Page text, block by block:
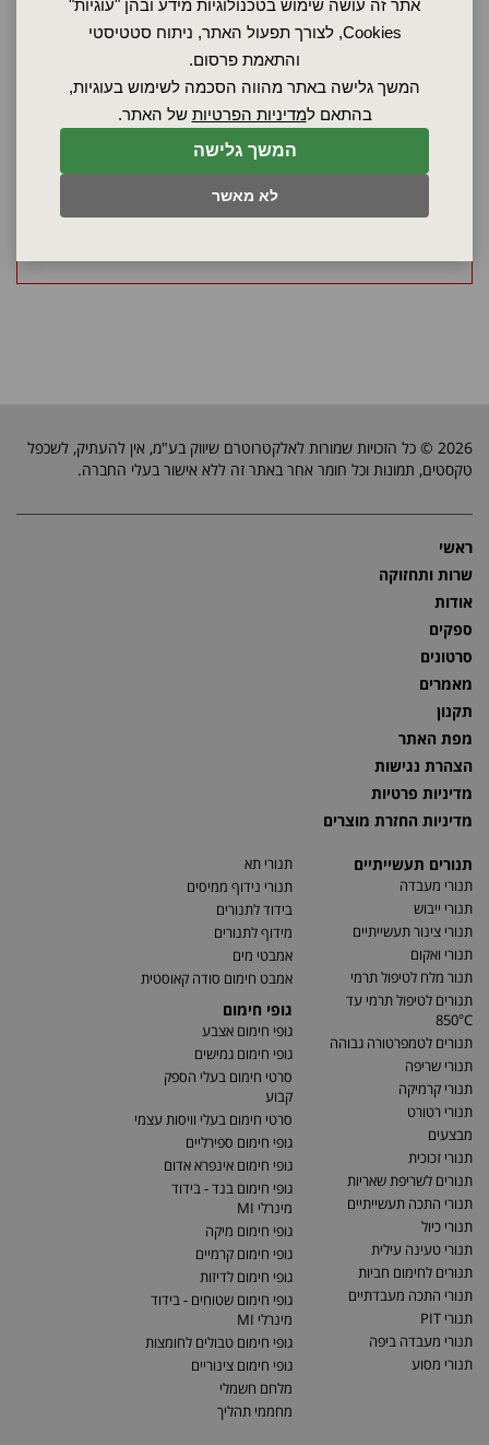
המשך גלישה
לא מאשר
אתר זה עושה שימוש בטכנולוגיות מידע ובהן "עוגיות"
Cookies, לצורך תפעול האתר, ניתוח סטטיסטי
והתאמת פרסום.
המשך גלישה באתר מהווה הסכמה לשימוש בעוגיות,
בהתאם למדיניות הפרטיות של האתר.
הספק חשמלי 65 KW
450 ליטר
אחריות כוללת למשך שנה
התנור עומד בתקן בטיחות
בקש הצעת מחיר
2026 © כל הזכויות שמורות לאלקטרוטרם שיווק בע"מ, אין להעתיק, לשכפל
טקסטים, תמונות וכל חומר אחר באתר זה ללא אישור בעלי החברה.
ראשי
שרות ותחזוקה
אודות
ספקים
סרטונים
מאמרים
תקנון
מפת האתר
הצהרת נגישות
מדיניות פרטיות
מדיניות החזרת מוצרים
תנורים תעשייתיים
תנורי מעבדה
תנורי ייבוש
תנורי צינור תעשייתיים
תנורי ואקום
תנור מלח לטיפול תרמי
תנורים לטיפול תרמי עד
850°C
תנורים לטמפרטורה גבוהה
תנורי שריפה
תנורי קרמיקה
תנורי רטורט
מבצעים
תנורי זכוכית
תנורים לשריפת שאריות
תנורי התכה תעשייתיים
תנורי כיול
תנורי טעינה עילית
תנורים לחימום חביות
תנורי התכה מעבדתיים
תנורי PIT
תנורי מעבדה ביפה
תנורי מסוע
תנורי תא
תנורי נידוף ממיסים
בידוד לתנורים
מידוף לתנורים
אמבטי מים
אמבט חימום סודה קאוסטית
גופי חימום
גופי חימום אצבע
גופי חימום גמישים
סרטי חימום בעלי הספק
קבוע
סרטי חימום בעלי וויסות עצמי
גופי חימום ספירליים
גופי חימום אינפרא אדום
גופי חימום בנד - בידוד
מינרלי MI
גופי חימום מיקה
גופי חימום קרמיים
גופי חימום לדיזות
גופי חימום שטוחים - בידוד
מינרלי MI
גופי חימום טבולים לחומצות
גופי חימום צינוריים
מלחם חשמלי
מחממי תהליך